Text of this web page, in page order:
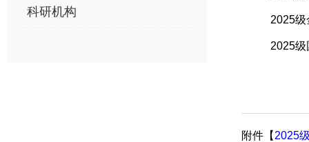
科研机构
2025
2025
附件【 2025